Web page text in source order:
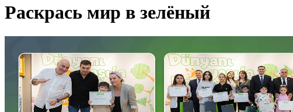
Раскрась мир в зелёный